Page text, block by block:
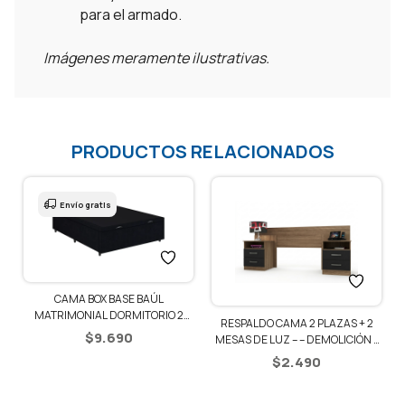
para el armado.
Imágenes meramente ilustrativas.
PRODUCTOS RELACIONADOS
CAMA BOX BASE BAÚL
MATRIMONIAL DORMITORIO 2
PLAZAS
$9.690
Envío gratis
RESPALDO CAMA 2 PLAZAS + 2
MESAS DE LUZ – – DEMOLICIÓN /
NEGRO
$2.490